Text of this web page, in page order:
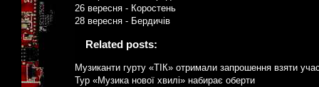
26 вересня - Коростень
28 вересня - Бердичів
Related posts:
Музиканти гурту «ТІК» отримали запрошення взяти
Тур «Музика нової хвилі» набирає оберти